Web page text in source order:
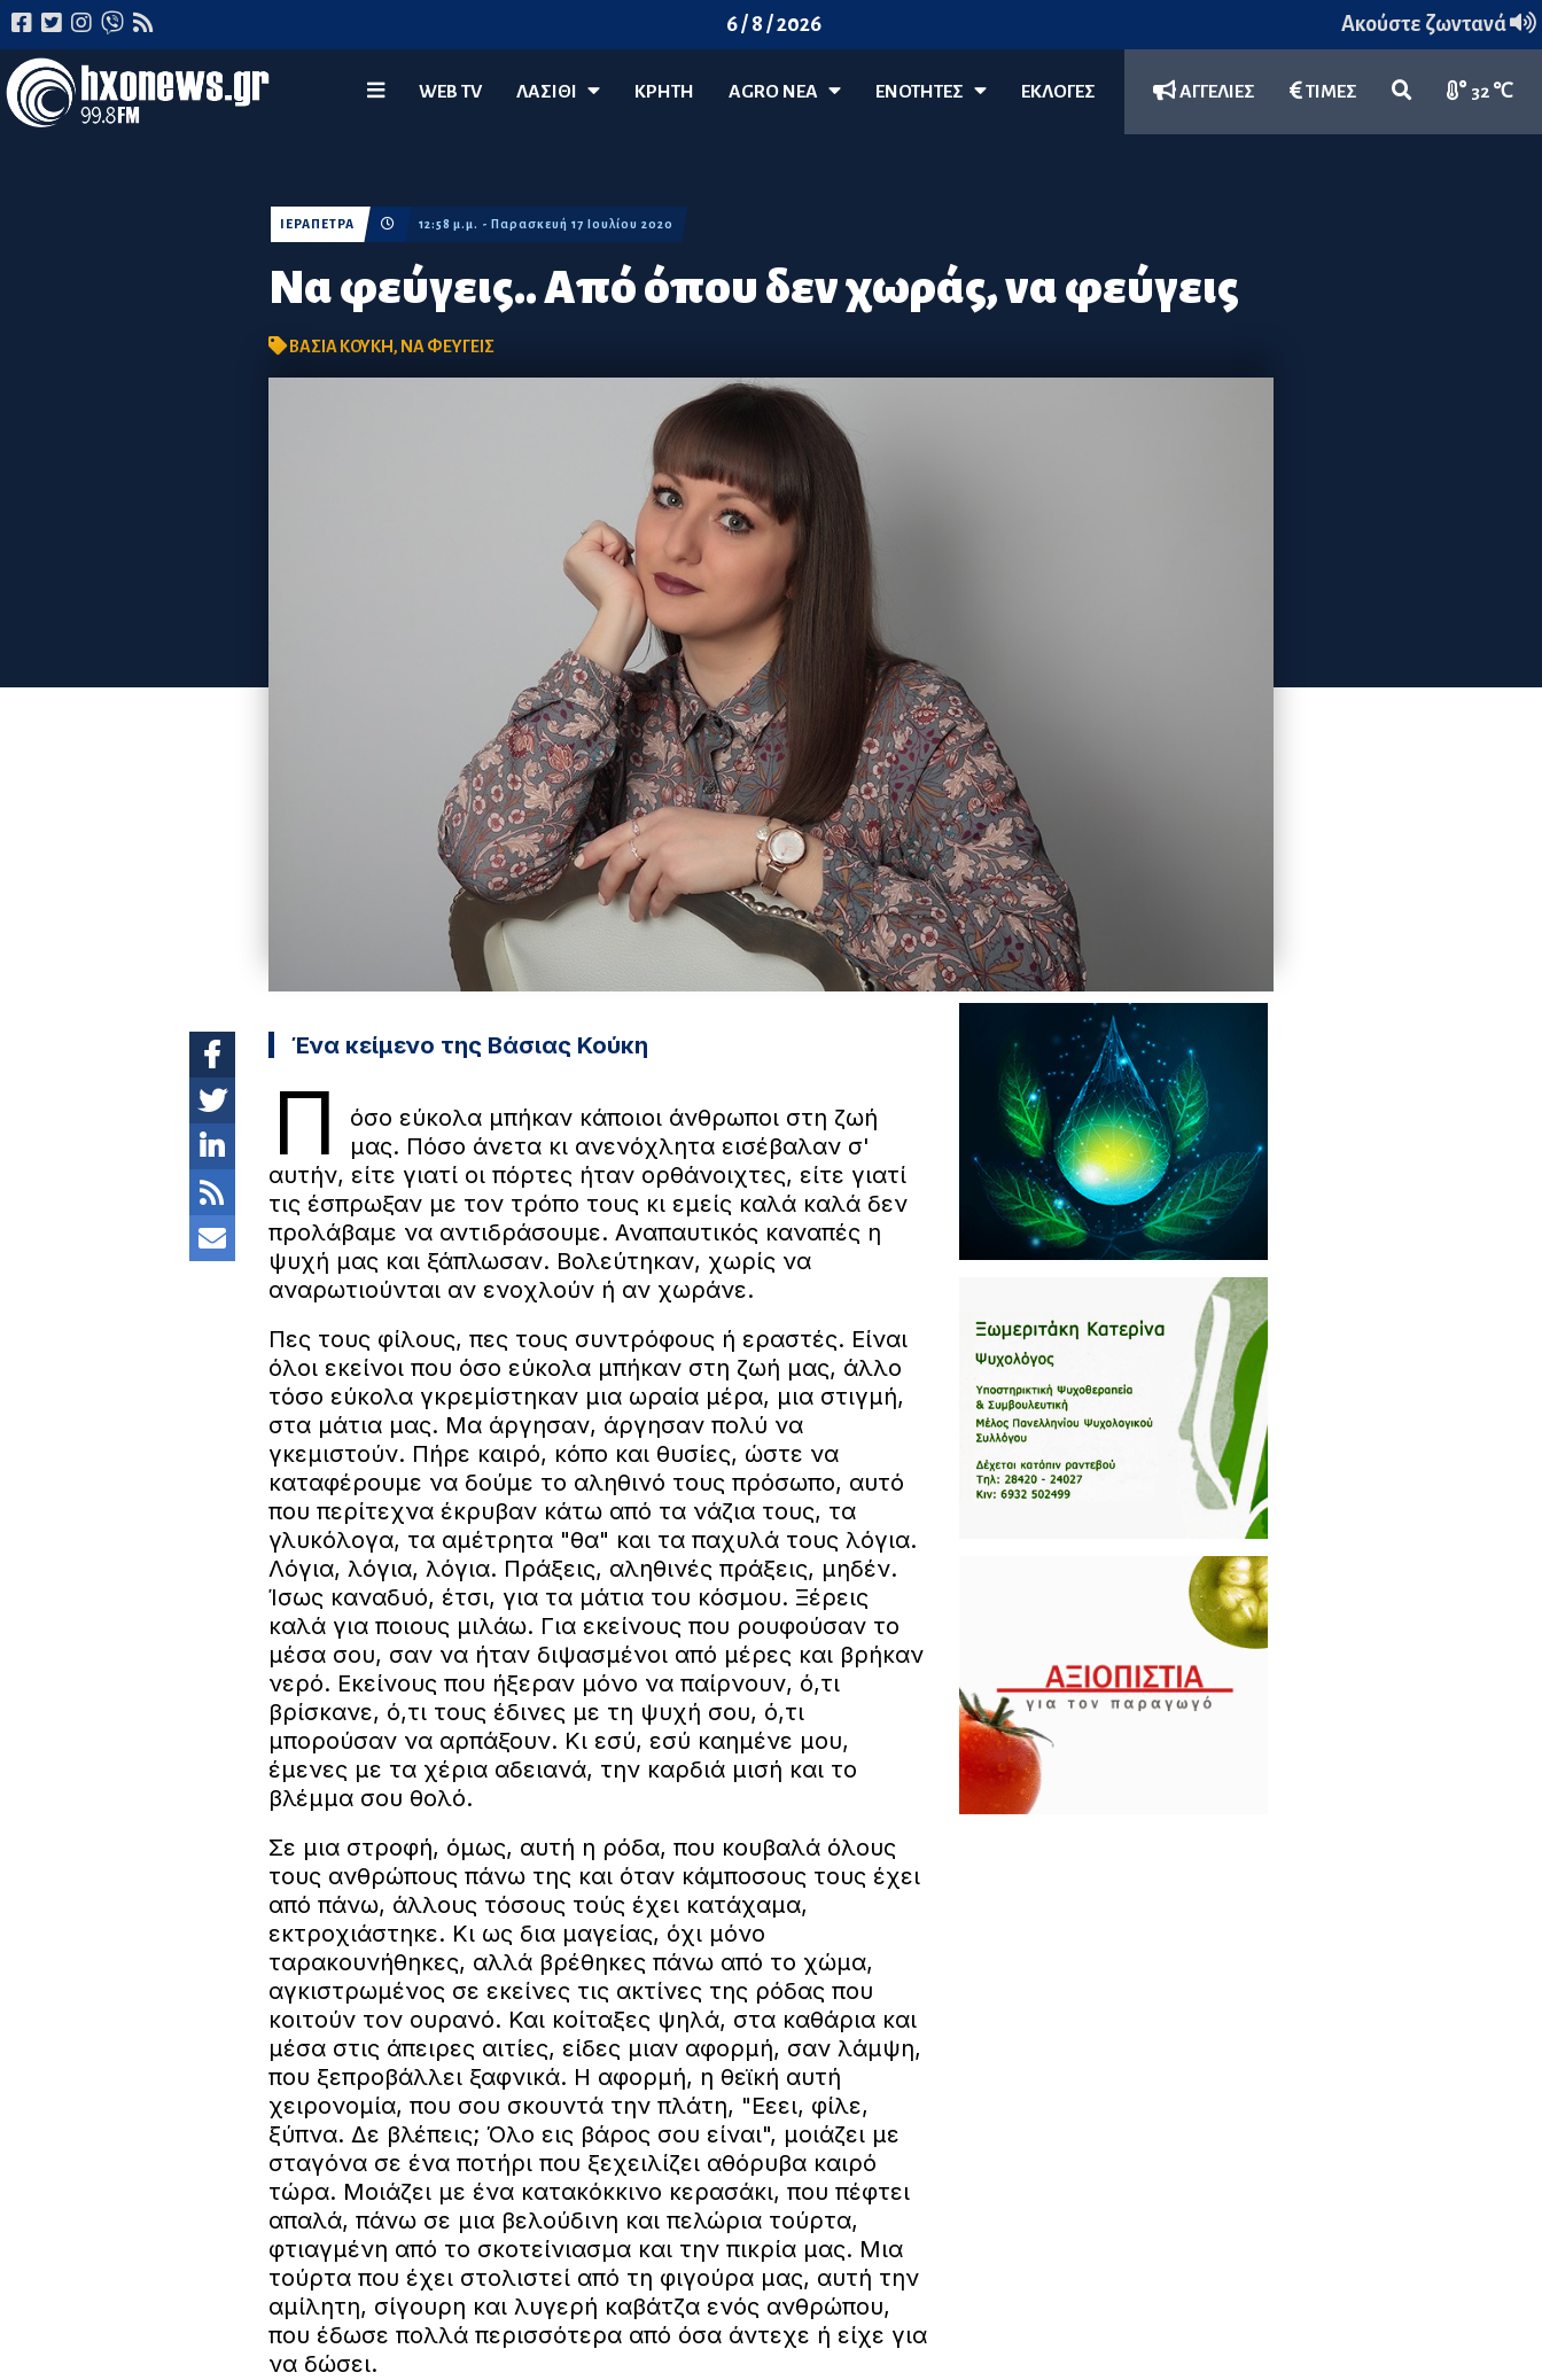
6 / 8 / 2026 Ακούστε ζωντανά
WEB TV ΛΑΣΊΘΙ ΚΡΗΤΗ AGRO ΝΈΑ ΕΝΟΤΗΤΕΣ ΕΚΛΟΓΕΣ ΑΓΓΕΛΙΕΣ ΤΙΜΕΣ 32 ℃
Να φεύγεις.. Από όπου δεν χωράς, να φεύγεις
ΙΕΡΑΠΕΤΡΑ 12:58 μ.μ. - Παρασκευή 17 Ιουλίου 2020
ΒΑΣΙΑ ΚΟΥΚΗ, ΝΑ ΦΕΥΓΕΙΣ
Ένα κείμενο της Βάσιας Κούκη
Π
όσο εύκολα μπήκαν κάποιοι άνθρωποι στη ζωή
μας. Πόσο άνετα κι ανενόχλητα εισέβαλαν σ'
αυτήν, είτε γιατί οι πόρτες ήταν ορθάνοιχτες, είτε γιατί
τις έσπρωξαν με τον τρόπο τους κι εμείς καλά καλά δεν
προλάβαμε να αντιδράσουμε. Αναπαυτικός καναπές η
ψυχή μας και ξάπλωσαν. Βολεύτηκαν, χωρίς να
αναρωτιούνται αν ενοχλούν ή αν χωράνε.
Πες τους φίλους, πες τους συντρόφους ή εραστές. Είναι
όλοι εκείνοι που όσο εύκολα μπήκαν στη ζωή μας, άλλο
τόσο εύκολα γκρεμίστηκαν μια ωραία μέρα, μια στιγμή,
στα μάτια μας. Μα άργησαν, άργησαν πολύ να
γκεμιστούν. Πήρε καιρό, κόπο και θυσίες, ώστε να
καταφέρουμε να δούμε το αληθινό τους πρόσωπο, αυτό
που περίτεχνα έκρυβαν κάτω από τα νάζια τους, τα
γλυκόλογα, τα αμέτρητα "θα" και τα παχυλά τους λόγια.
Λόγια, λόγια, λόγια. Πράξεις, αληθινές πράξεις, μηδέν.
Ίσως καναδυό, έτσι, για τα μάτια του κόσμου. Ξέρεις
καλά για ποιους μιλάω. Για εκείνους που ρουφούσαν το
μέσα σου, σαν να ήταν διψασμένοι από μέρες και βρήκαν
νερό. Εκείνους που ήξεραν μόνο να παίρνουν, ό,τι
βρίσκανε, ό,τι τους έδινες με τη ψυχή σου, ό,τι
μπορούσαν να αρπάξουν. Κι εσύ, εσύ καημένε μου,
έμενες με τα χέρια αδειανά, την καρδιά μισή και το
βλέμμα σου θολό.
Σε μια στροφή, όμως, αυτή η ρόδα, που κουβαλά όλους
τους ανθρώπους πάνω της και όταν κάμποσους τους έχει
από πάνω, άλλους τόσους τούς έχει κατάχαμα,
εκτροχιάστηκε. Κι ως δια μαγείας, όχι μόνο
ταρακουνήθηκες, αλλά βρέθηκες πάνω από το χώμα,
αγκιστρωμένος σε εκείνες τις ακτίνες της ρόδας που
κοιτούν τον ουρανό. Και κοίταξες ψηλά, στα καθάρια και
μέσα στις άπειρες αιτίες, είδες μιαν αφορμή, σαν λάμψη,
που ξεπροβάλλει ξαφνικά. Η αφορμή, η θεϊκή αυτή
χειρονομία, που σου σκουντά την πλάτη, "Εεει, φίλε,
ξύπνα. Δε βλέπεις; Όλο εις βάρος σου είναι", μοιάζει με
σταγόνα σε ένα ποτήρι που ξεχειλίζει αθόρυβα καιρό
τώρα. Μοιάζει με ένα κατακόκκινο κερασάκι, που πέφτει
απαλά, πάνω σε μια βελούδινη και πελώρια τούρτα,
φτιαγμένη από το σκοτείνιασμα και την πικρία μας. Μια
τούρτα που έχει στολιστεί από τη φιγούρα μας, αυτή την
αμίλητη, σίγουρη και λυγερή καβάτζα ενός ανθρώπου,
που έδωσε πολλά περισσότερα από όσα άντεχε ή είχε για
να δώσει.